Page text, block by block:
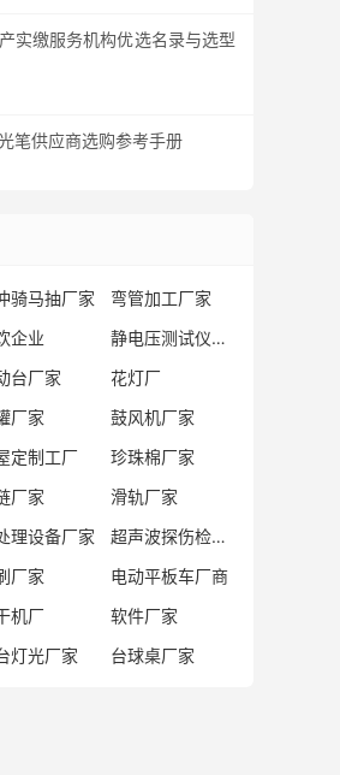
实缴服务机构优选名录与选型
笔供应商选购参考手册
骑马抽厂家
弯管加工厂家
企业
静电压测试仪厂家
台厂家
花灯厂
厂家
鼓风机厂家
定制工厂
珍珠棉厂家
厂家
滑轨厂家
理设备厂家
超声波探伤检测系统厂家
厂家
电动平板车厂商
机厂
软件厂家
灯光厂家 台球桌厂家